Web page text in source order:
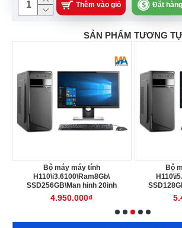
Thêm vào giỏ Đặt hàng
SẢN PHẨM TƯƠNG TỰ
Bộ máy máy tính
H110\i3.6100\Ram8Gb\
SSD256GB\Man hinh 20inh
4.950.000₫
Bộ